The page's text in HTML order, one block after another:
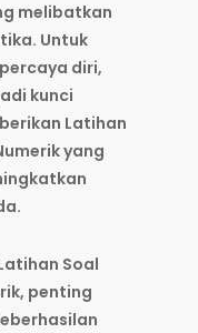
melibatkan
Untuk
diri,
kunci
Latihan
yang
Soal
penting